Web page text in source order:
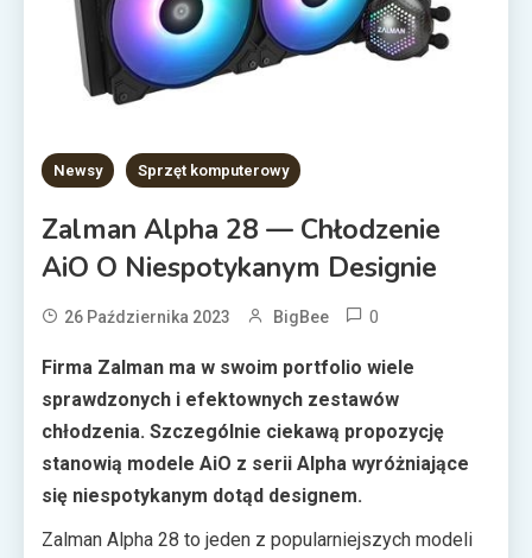
Newsy Sprzęt komputerowy
Zalman Alpha 28 — Chłodzenie
AiO O Niespotykanym Designie
26 Października 2023 BigBee 0
Firma Zalman ma w swoim portfolio wiele
sprawdzonych i efektownych zestawów
chłodzenia. Szczególnie ciekawą propozycję
stanowią modele AiO z serii Alpha wyróżniające
się niespotykanym dotąd designem.
Zalman Alpha 28 to jeden z popularniejszych modeli